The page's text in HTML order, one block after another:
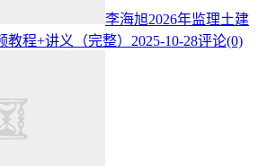
李海旭2026年监理土建
教程+讲义（完整） 2025-10-28评论(0)